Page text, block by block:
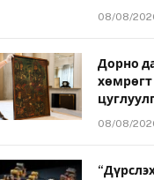
08/08/
Дорно
08/08/